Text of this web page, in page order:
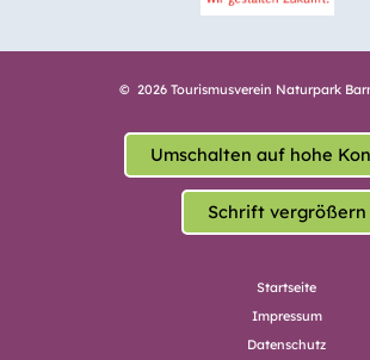
© 2026 Tourismusverein Naturpark
Umschalten auf hohe
Schrift vergrößern
Startseite
Impressum
Datenschutz